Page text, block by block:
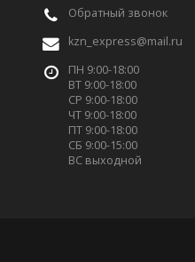
Обратный звонок
kzn_express@mail.ru
ПН 9:00-18:00
ВТ 9:00-18:00
СР 9:00-18:00
ЧТ 9:00-18:00
ПТ 9:00-18:00
СБ 9:00-15:00
ВС выходной